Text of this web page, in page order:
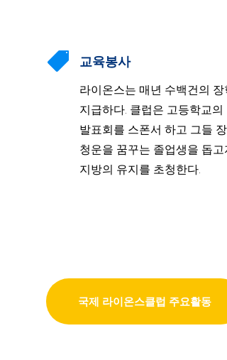
 교육봉사
라이온스는 매년 수백건의 장
지급하다. 클럽은 고등학교의
발표회를 스폰서 하고 그들
청운을 꿈꾸는 졸업생을 돕고
지방의 유지를 초청한다.
국제 라이온스클럽 주요활동